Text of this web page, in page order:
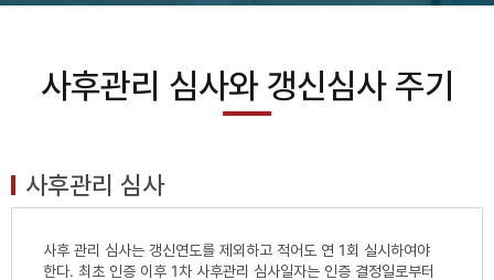
사후관리 심사와 갱신심사 주기
사후관리 심사
사후 관리 심사는 갱신연도를 제외하고 적어도 연 1회 실시하여야
한다. 최초 인증 이후 1차 사후관리 심사일자는 인증 결정일로부터